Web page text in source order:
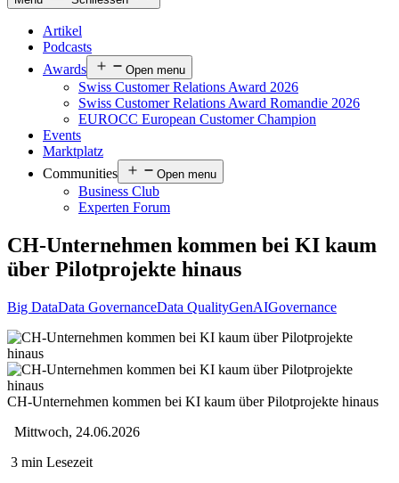
Artikel
Podcasts
Awards
Open menu
Swiss Customer Relations Award 2026
Swiss Customer Relations Award Romandie 2026
EUROCC European Customer Champion
Events
Marktplatz
Communities
Open menu
Business Club
Experten Forum
CH-Unternehmen kommen bei KI kaum
über Pilotprojekte hinaus
Big DataData GovernanceData QualityGenAIGovernance
CH-Unternehmen kommen bei KI kaum über Pilotprojekte hinaus
Mittwoch, 24.06.2026
3 min Lesezeit